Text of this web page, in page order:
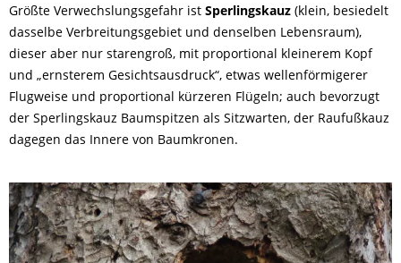
Größte Verwechslungsgefahr ist Sperlingskauz (klein, besiedelt
dasselbe Verbreitungsgebiet und denselben Lebensraum),
dieser aber nur starengroß, mit proportional kleinerem Kopf
und „ernsterem Gesichtsausdruck“, etwas wellenförmigerer
Flugweise und proportional kürzeren Flügeln; auch bevorzugt
der Sperlingskauz Baumspitzen als Sitzwarten, der Raufußkauz
dagegen das Innere von Baumkronen.